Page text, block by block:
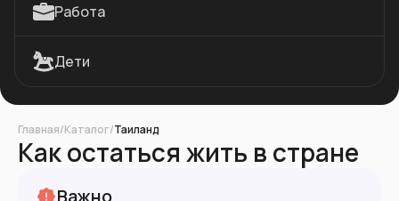
Работа
Дети
Главная/Каталог/Таиланд
Как остаться жить в стране
Важно